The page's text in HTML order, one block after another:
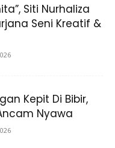
Siti Nurhaliza
Seni Kreatif &
Kepit Di Bibir,
Nyawa